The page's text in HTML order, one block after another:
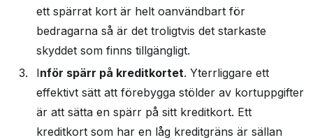
ett spärrat kort är helt oanvändbart för
bedragarna så är det troligtvis det starkaste
skyddet som finns tillgängligt.
Inför spärr på kreditkortet. Yterrliggare ett
effektivt sätt att förebygga stölder av kortuppgifter
är att sätta en spärr på sitt kreditkort. Ett
kreditkort som har en låg kreditgräns är sällan